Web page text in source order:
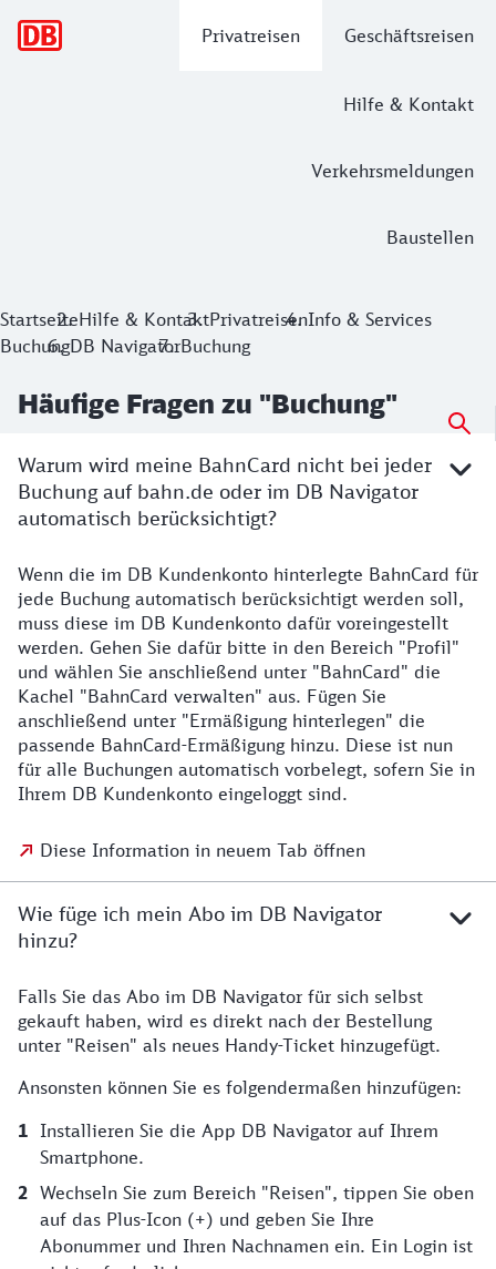
Privatreisen Geschäftsreisen
Hilfe & Kontakt
Verkehrsmeldungen
Baustellen
StartseiteHilfe & KontaktPrivatreisenInfo & Services
BuchungDB NavigatorBuchung
Häufige Fragen zu "Buchung"
Warum wird meine BahnCard nicht bei jeder
Buchung auf bahn.de oder im DB Navigator
automatisch berücksichtigt?
Wenn die im DB Kundenkonto hinterlegte BahnCard für
jede Buchung automatisch berücksichtigt werden soll,
muss diese im DB Kundenkonto dafür voreingestellt
werden. Gehen Sie dafür bitte in den Bereich "Profil"
und wählen Sie anschließend unter "BahnCard" die
Kachel "BahnCard verwalten" aus. Fügen Sie
anschließend unter "Ermäßigung hinterlegen" die
passende BahnCard-Ermäßigung hinzu. Diese ist nun
für alle Buchungen automatisch vorbelegt, sofern Sie in
Ihrem DB Kundenkonto eingeloggt sind.
Diese Information in neuem Tab öffnen
Wie füge ich mein Abo im DB Navigator
hinzu?
Falls Sie das Abo im DB Navigator für sich selbst
gekauft haben, wird es direkt nach der Bestellung
unter "Reisen" als neues Handy-Ticket hinzugefügt.​
Ansonsten können Sie es folgendermaßen hinzufügen:​
Installieren Sie die App DB Navigator auf Ihrem
Smartphone.
Wechseln Sie zum Bereich "Reisen", tippen Sie oben
auf das Plus-Icon (+) und geben Sie Ihre
Abonummer und Ihren Nachnamen ein. Ein Login ist